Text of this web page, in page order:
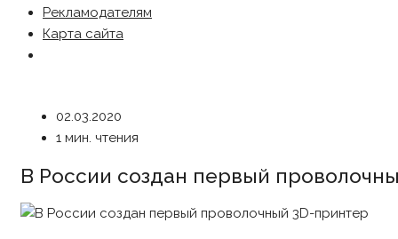
Рекламодателям
Карта сайта
02.03.2020
1 мин. чтения
В России создан первый